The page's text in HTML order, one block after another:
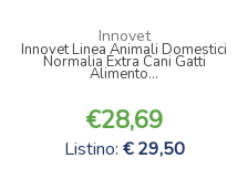
Innovet
Innovet Linea Animali Domestici
Normalia Extra Cani Gatti
Alimento...
28,69
Listino: 29,50